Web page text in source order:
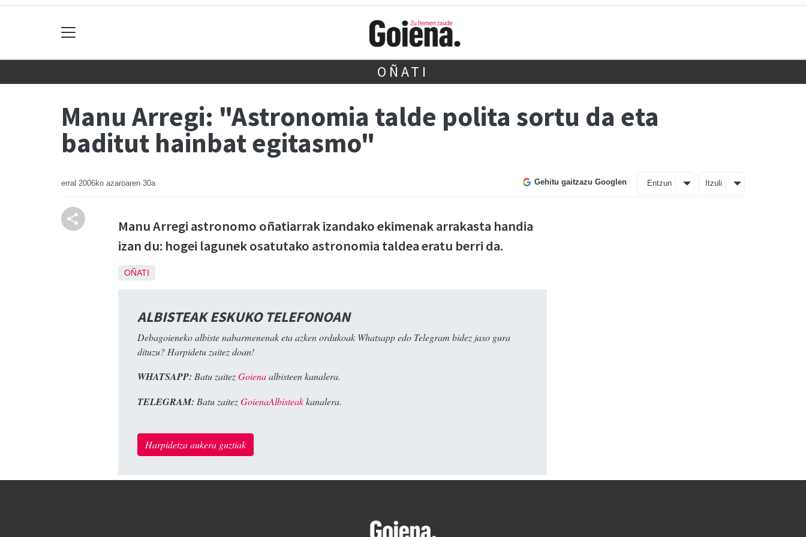
OÑATI
Manu Arregi: "Astronomia talde polita sortu da eta
baditut hainbat egitasmo"
erral 2006ko azaroaren 30a Gehitu gaitzazu Googlen Entzun Itzuli
Manu Arregi astronomo oñatiarrak izandako ekimenak arrakasta handia
izan du: hogei lagunek osatutako astronomia taldea eratu berri da.
OÑATI
ALBISTEAK ESKUKO TELEFONOAN
Debagoieneko albiste nabarmenenak eta azken ordukoak Whatsapp edo Telegram bidez jaso gura
dituzu? Harpidetu zaitez doan!
WHATSAPP: Batu zaitezGoienaalbisteen kanalera.
TELEGRAM: Batu zaitezGoienaAlbisteakkanalera.
Harpidetza aukera guztiak